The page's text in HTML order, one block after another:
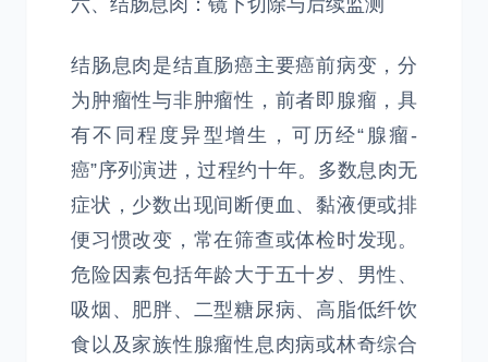
六、结肠息肉：镜下切除与后续监测
结肠息肉是结直肠癌主要癌前病变，分
为肿瘤性与非肿瘤性，前者即腺瘤，具
有不同程度异型增生，可历经“腺瘤-
癌”序列演进，过程约十年。多数息肉无
症状，少数出现间断便血、黏液便或排
便习惯改变，常在筛查或体检时发现。
危险因素包括年龄大于五十岁、男性、
吸烟、肥胖、二型糖尿病、高脂低纤饮
食以及家族性腺瘤性息肉病或林奇综合